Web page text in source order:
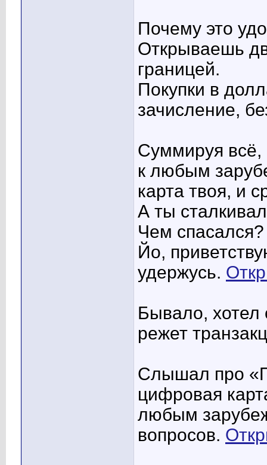
Почему это
Открываешь
границей.
Покупки в
зачисление,
Суммируя
к любым
карта твоя, и
А ты
Чем
Йо,
удержусь.
Бывало, хотел
режет
Слышал про
цифровая
любым
вопросов.